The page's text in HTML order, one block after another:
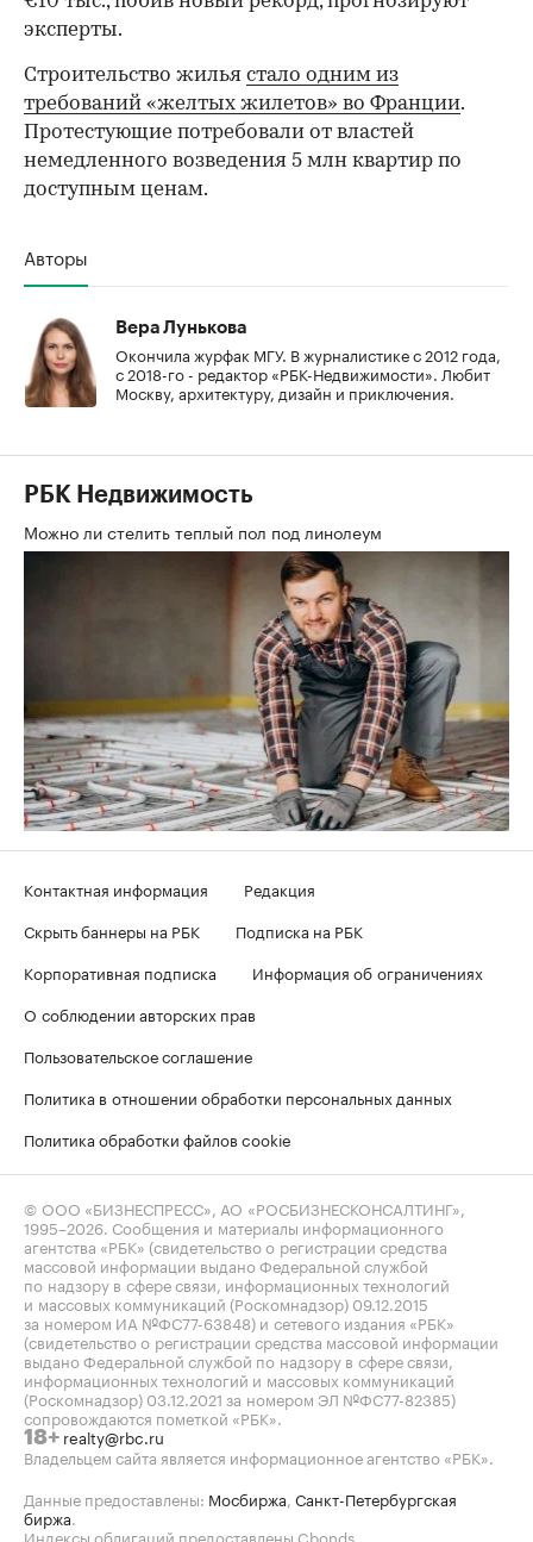
эксперты.
Строительство жилья стало одним из
требований «желтых жилетов» во Франции.
Протестующие потребовали от властей
немедленного возведения 5 млн квартир по
доступным ценам.
Авторы
Вера Лунькова
Окончила журфак МГУ. В журналистике с 2012 года,
с 2018-го - редактор «РБК-Недвижимости». Любит
Москву, архитектуру, дизайн и приключения.
РБК Недвижимость
Можно ли стелить теплый пол под линолеум
Контактная информация
Редакция
Скрыть баннеры на РБК
Подписка на РБК
Корпоративная подписка
Информация об ограничениях
О соблюдении авторских прав
Пользовательское соглашение
Политика в отношении обработки персональных данных
Политика обработки файлов cookie
© ООО «БИЗНЕСПРЕСС», АО «РОСБИЗНЕСКОНСАЛТИНГ»,
1995–2026 . Сообщения и материалы информационного
агентства «РБК» (свидетельство о регистрации средства
массовой информации выдано Федеральной службой
по надзору в сфере связи, информационных технологий
и массовых коммуникаций (Роскомнадзор) 09.12.2015
за номером ИА №ФС77-63848) и сетевого издания «РБК»
(свидетельство о регистрации средства массовой информации
выдано Федеральной службой по надзору в сфере связи,
информационных технологий и массовых коммуникаций
(Роскомнадзор) 03.12.2021 за номером ЭЛ №ФС77-82385)
сопровождаются пометкой «РБК».
18+ realty@rbc.ru
Владельцем сайта является информационное агентство «РБК».
Данные предоставлены: Мосбиржа Санкт-Петербургская
биржа
Индексы облигаций предоставлены Cbonds.